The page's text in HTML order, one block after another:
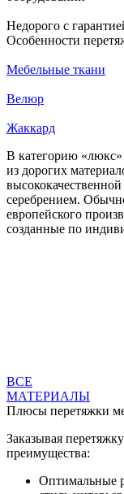
Недорого с
Особенности
Мебельные ткани
Велюр
Жаккард
В категорию «люкс»
из дорогих
серебрением.
европейского
созданные по
ВСЕ
МАТЕРИАЛЫ
Плюсы перетяжки
Заказывая
преимущества:
Оптимальные